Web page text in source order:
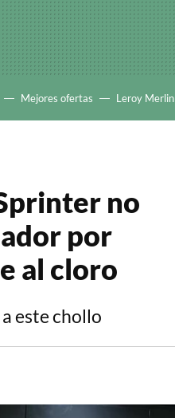
Mejores ofertas Leroy Merlin
no
por
al cloro
este chollo